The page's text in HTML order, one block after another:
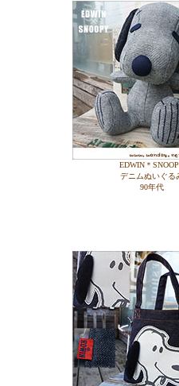
EDWIN＊
デニムぬいぐる
90年代